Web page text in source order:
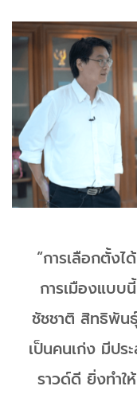
“การเลือกตั้งไ
การเมืองแบบ
ชัชชาติ สิทธิพัน
เป็นคนเก่ง มีป
ราวด์ดี ยิ่งทำใ